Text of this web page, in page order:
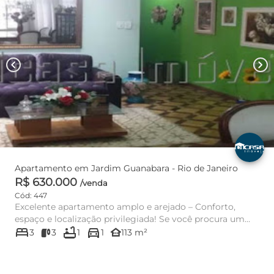
chevron_left chevron_right
Apartamento em Jardim Guanabara - Rio de Janeiro
R$ 630.000 /venda
Cód: 447
Excelente apartamento amplo e arejado – Conforto,
espaço e localização privilegiada! Se você procura um
imóvel espaçoso,...
bed3 3 bathtub1 directions_car1 other_houses113 m²